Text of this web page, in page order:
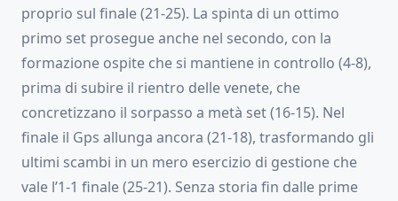
proprio sul finale (21-25). La spinta di un ottimo
primo set prosegue anche nel secondo, con la
formazione ospite che si mantiene in controllo (4-8),
prima di subire il rientro delle venete, che
concretizzano il sorpasso a metà set (16-15). Nel
finale il Gps allunga ancora (21-18), trasformando gli
ultimi scambi in un mero esercizio di gestione che
vale l’1-1 finale (25-21). Senza storia fin dalle prime